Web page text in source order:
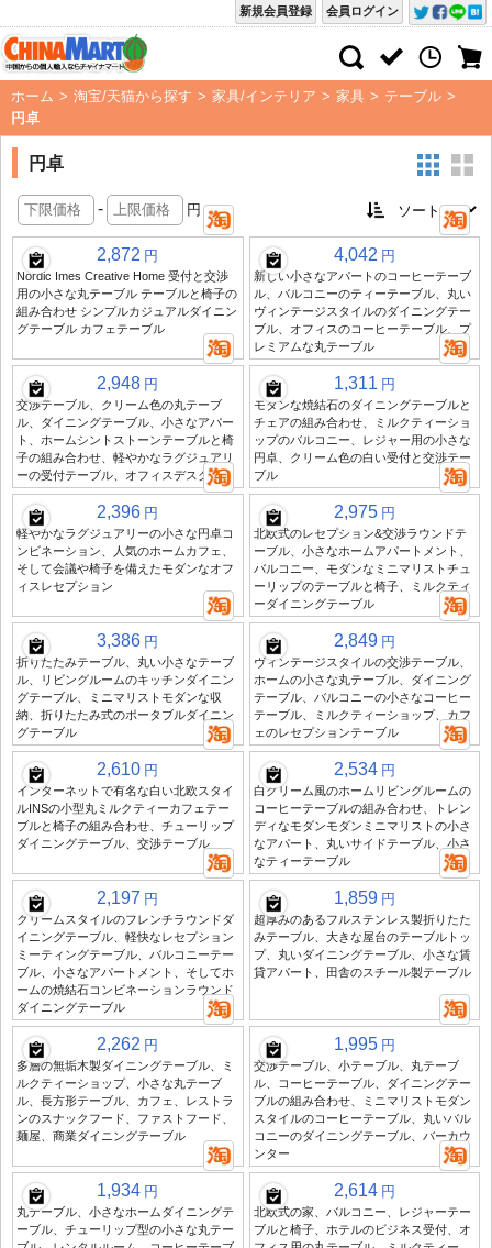
会員ログイン
新規会員登録
ホーム > 淘宝/天猫から探す > 家具/インテリア > 家具 > テーブル >
円卓
円卓
- 円
2,872 円
Nordic Imes Creative Home 受付と交渉
用の小さな丸テーブル テーブルと椅子の
組み合わせ シンプルカジュアルダイニン
グテーブル カフェテーブル
4,042 円
新しい小さなアパートのコーヒーテーブ
ル、バルコニーのティーテーブル、丸い
ヴィンテージスタイルのダイニングテー
ブル、オフィスのコーヒーテーブル、プ
レミアムな丸テーブル
2,948 円
交渉テーブル、クリーム色の丸テーブ
ル、ダイニングテーブル、小さなアパー
ト、ホームシントストーンテーブルと椅
子の組み合わせ、軽やかなラグジュアリ
ーの受付テーブル、オフィスデスク
1,311 円
モダンな焼結石のダイニングテーブルと
チェアの組み合わせ、ミルクティーショ
ップのバルコニー、レジャー用の小さな
円卓、クリーム色の白い受付と交渉テー
ブル
2,396 円
軽やかなラグジュアリーの小さな円卓コ
ンビネーション、人気のホームカフェ、
そして会議や椅子を備えたモダンなオフ
ィスレセプション
2,975 円
北欧式のレセプション&交渉ラウンドテ
ーブル、小さなホームアパートメント、
バルコニー、モダンなミニマリストチュ
ーリップのテーブルと椅子、ミルクティ
ーダイニングテーブル
3,386 円
折りたたみテーブル、丸い小さなテーブ
ル、リビングルームのキッチンダイニン
グテーブル、ミニマリストモダンな収
納、折りたたみ式のポータブルダイニン
グテーブル
2,849 円
ヴィンテージスタイルの交渉テーブル、
ホームの小さな丸テーブル、ダイニング
テーブル、バルコニーの小さなコーヒー
テーブル、ミルクティーショップ、カフ
ェのレセプションテーブル
2,610 円
インターネットで有名な白い北欧スタイ
ルINSの小型丸ミルクティーカフェテー
ブルと椅子の組み合わせ、チューリップ
ダイニングテーブル、交渉テーブル
2,534 円
白クリーム風のホームリビングルームの
コーヒーテーブルの組み合わせ、トレン
ディなモダンモダンミニマリストの小さ
なアパート、丸いサイドテーブル、小さ
なティーテーブル
2,197 円
クリームスタイルのフレンチラウンドダ
イニングテーブル、軽快なレセプション
ミーティングテーブル、バルコニーテー
ブル、小さなアパートメント、そしてホ
ームの焼結石コンビネーションラウンド
ダイニングテーブル
1,859 円
超厚みのあるフルステンレス製折りたた
みテーブル、大きな屋台のテーブルトッ
プ、丸いダイニングテーブル、小さな賃
貸アパート、田舎のスチール製テーブル
2,262 円
多層の無垢木製ダイニングテーブル、ミ
ルクティーショップ、小さな丸テーブ
ル、長方形テーブル、カフェ、レストラ
ンのスナックフード、ファストフード、
麺屋、商業ダイニングテーブル
1,995 円
交渉テーブル、小テーブル、丸テーブ
ル、コーヒーテーブル、ダイニングテー
ブルの組み合わせ、ミニマリストモダン
スタイルのコーヒーテーブル、丸いバル
コニーのダイニングテーブル、バーカウ
ンター
1,934 円
丸テーブル、小さなホームダイニングテ
ーブル、チューリップ型の小さな丸テー
2,614 円
北欧式の家、バルコニー、レジャーテー
ブルと椅子、ホテルのビジネス受付、オ